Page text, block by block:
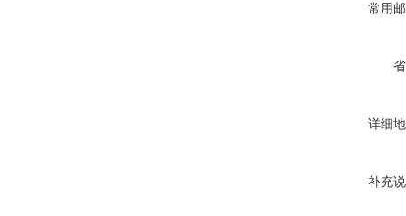
常用
详细
补充